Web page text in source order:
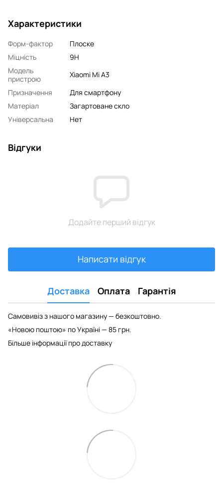
Характеристики
Форм-фактор
Плоске
Міцність
9H
Модель
пристрою
Xiaomi Mi A3
Призначення
Для смартфону
Матеріал
Загартоване скло
Універсальна
Нет
Відгуки
Додайте перший відгук
Написати відгук
Доставка Оплата Гарантія
Самовивіз з нашого магазину — безкоштовно.
«Новою поштою» по Україні — 85 грн.
Більше інформації про доставку